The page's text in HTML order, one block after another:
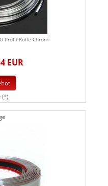
Profil Rolle Chrom
EUR
(*)